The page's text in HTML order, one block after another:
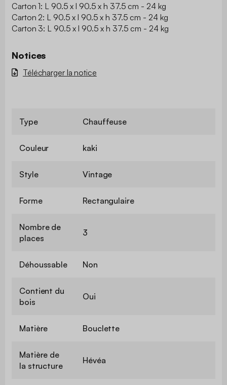
Carton 1: L 90.5 x l 90.5 x h 37.5 cm - 24 kg
Carton 2: L 90.5 x l 90.5 x h 37.5 cm - 24 kg
Carton 3: L 90.5 x l 90.5 x h 37.5 cm - 24 kg
Notices
Télécharger la notice
Type Chauffeuse
Couleur kaki
Style Vintage
Forme Rectangulaire
Nombre de
places
3
Déhoussable Non
Contient du
bois
Oui
Matière Bouclette
Matière de
la structure
Hévéa